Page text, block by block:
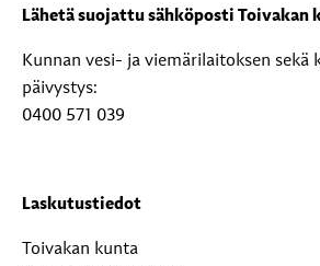
Lähetä suojattu sähköposti Toivakan
Kunnan vesi- ja viemärilaitoksen sekä
päivystys:
0400 571 039
Laskutustiedot
Toivakan kunta